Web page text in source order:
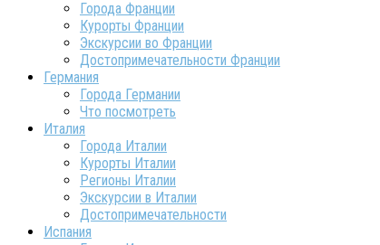
Города Франции
Курорты Франции
Экскурсии во Франции
Достопримечательности Франции
Германия
Города Германии
Что посмотреть
Италия
Города Италии
Курорты Италии
Регионы Италии
Экскурсии в Италии
Достопримечательности
Испания